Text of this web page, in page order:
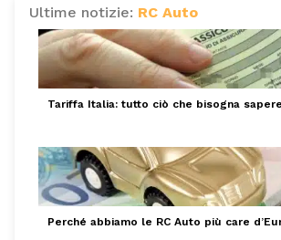
Ultime notizie: RC Auto
Tariffa Italia: tutto ciò che bisogna sapere
Perché abbiamo le RC Auto più care